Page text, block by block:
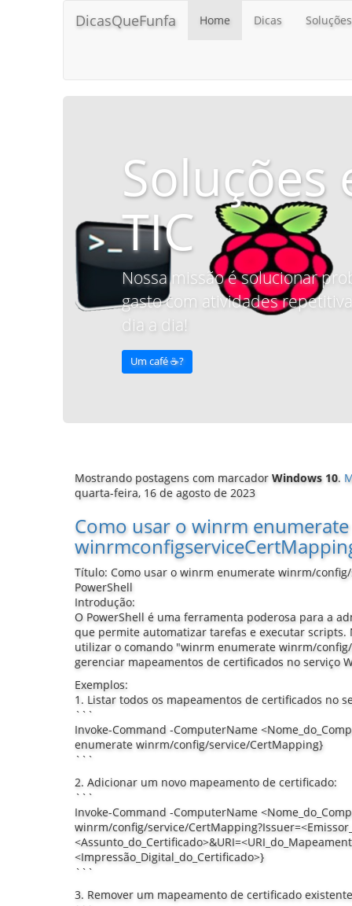
DicasQueFunfa Home Dicas Soluções
Soluções
TIC
Nossa missão é solucionar
gasto com atividades
dia a dia!
Um café ☕️?
Mostrando postagens com marcador Windows 10.
quarta-feira, 16 de agosto de 2023
Como usar o winrm enumerate
Título: Como usar o winrm enumerate winrm/
PowerShell
Introdução:
O PowerShell é uma ferramenta poderosa para a
que permite automatizar tarefas e executar scripts.
utilizar o comando "winrm enumerate winrm/
gerenciar mapeamentos de certificados no serviço
Exemplos:
1. Listar todos os mapeamentos de certificados no
```
Invoke-Command -ComputerName
enumerate winrm/config/service/CertMapping}
```
2. Adicionar um novo mapeamento de certificado:
```
Invoke-Command -ComputerName
winrm/config/service/
<Impressão_Digital_do_Certificado>}
```
3. Remover um mapeamento de certificado